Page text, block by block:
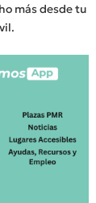
más desde tu